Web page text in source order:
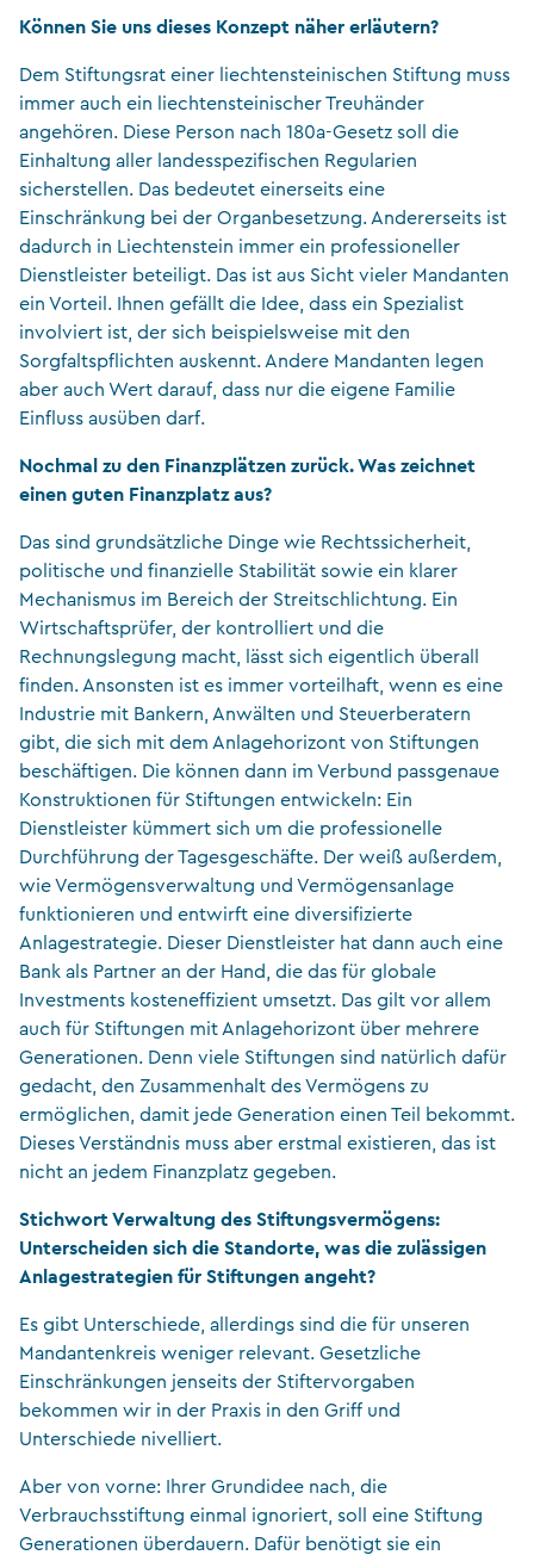
Können Sie uns dieses Konzept näher erläutern?
Dem Stiftungsrat einer liechtensteinischen Stiftung muss
immer auch ein liechtensteinischer Treuhänder
angehören. Diese Person nach 180a-Gesetz soll die
Einhaltung aller landesspezifischen Regularien
sicherstellen. Das bedeutet einerseits eine
Einschränkung bei der Organbesetzung. Andererseits ist
dadurch in Liechtenstein immer ein professioneller
Dienstleister beteiligt. Das ist aus Sicht vieler Mandanten
ein Vorteil. Ihnen gefällt die Idee, dass ein Spezialist
involviert ist, der sich beispielsweise mit den
Sorgfaltspflichten auskennt. Andere Mandanten legen
aber auch Wert darauf, dass nur die eigene Familie
Einfluss ausüben darf.
Nochmal zu den Finanzplätzen zurück. Was zeichnet
einen guten Finanzplatz aus?
Das sind grundsätzliche Dinge wie Rechtssicherheit,
politische und finanzielle Stabilität sowie ein klarer
Mechanismus im Bereich der Streitschlichtung. Ein
Wirtschaftsprüfer, der kontrolliert und die
Rechnungslegung macht, lässt sich eigentlich überall
finden. Ansonsten ist es immer vorteilhaft, wenn es eine
Industrie mit Bankern, Anwälten und Steuerberatern
gibt, die sich mit dem Anlagehorizont von Stiftungen
beschäftigen. Die können dann im Verbund passgenaue
Konstruktionen für Stiftungen entwickeln: Ein
Dienstleister kümmert sich um die professionelle
Durchführung der Tagesgeschäfte. Der weiß außerdem,
wie Vermögensverwaltung und Vermögensanlage
funktionieren und entwirft eine diversifizierte
Anlagestrategie. Dieser Dienstleister hat dann auch eine
Bank als Partner an der Hand, die das für globale
Investments kosteneffizient umsetzt. Das gilt vor allem
auch für Stiftungen mit Anlagehorizont über mehrere
Generationen. Denn viele Stiftungen sind natürlich dafür
gedacht, den Zusammenhalt des Vermögens zu
ermöglichen, damit jede Generation einen Teil bekommt.
Dieses Verständnis muss aber erstmal existieren, das ist
nicht an jedem Finanzplatz gegeben.
Stichwort Verwaltung des Stiftungsvermögens:
Unterscheiden sich die Standorte, was die zulässigen
Anlagestrategien für Stiftungen angeht?
Es gibt Unterschiede, allerdings sind die für unseren
Mandantenkreis weniger relevant. Gesetzliche
Einschränkungen jenseits der Stiftervorgaben
bekommen wir in der Praxis in den Griff und
Unterschiede nivelliert.
Aber von vorne: Ihrer Grundidee nach, die
Verbrauchsstiftung einmal ignoriert, soll eine Stiftung
Generationen überdauern. Dafür benötigt sie ein